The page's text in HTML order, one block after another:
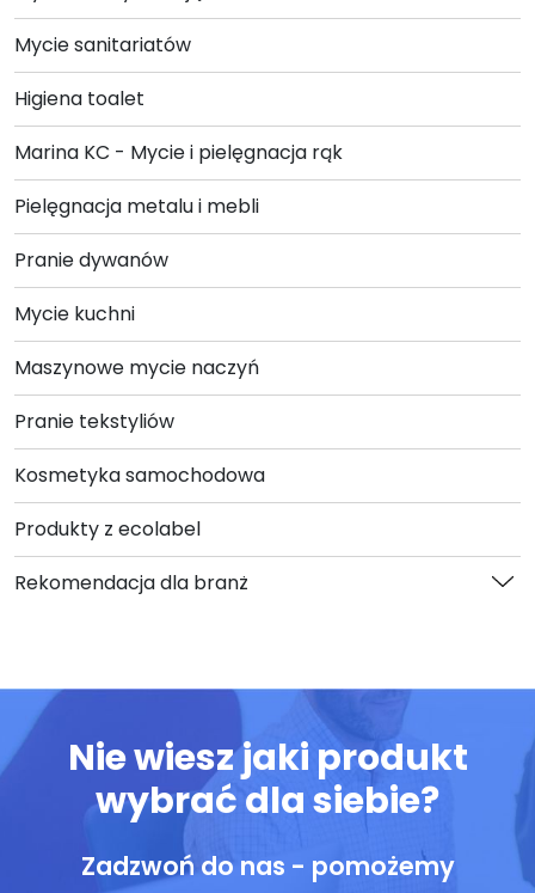
Mycie sanitariatów
Higiena toalet
Marina KC - Mycie i pielęgnacja rąk
Pielęgnacja metalu i mebli
Pranie dywanów
Mycie kuchni
Maszynowe mycie naczyń
Pranie tekstyliów
Kosmetyka samochodowa
Produkty z ecolabel
Rekomendacja dla branż
Nie wiesz jaki produkt
wybrać dla siebie?
Zadzwoń do nas - pomożemy